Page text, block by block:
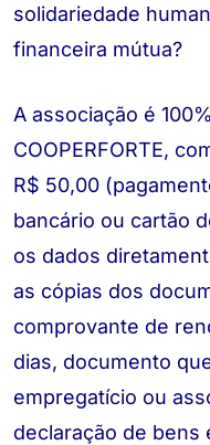
solidariedade
financeira mútua?
A associação é
COOPERFORTE,
R$ 50,00
bancário ou cartão
os dados
as cópias dos
comprovante de
dias, documento
empregatício ou
declaração de bens